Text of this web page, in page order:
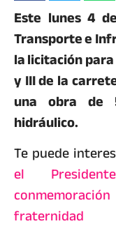
Este lunes 4
Transporte e
la licitación
y III de la
una obra de
hidráulico.
Te puede
el
fraternidad